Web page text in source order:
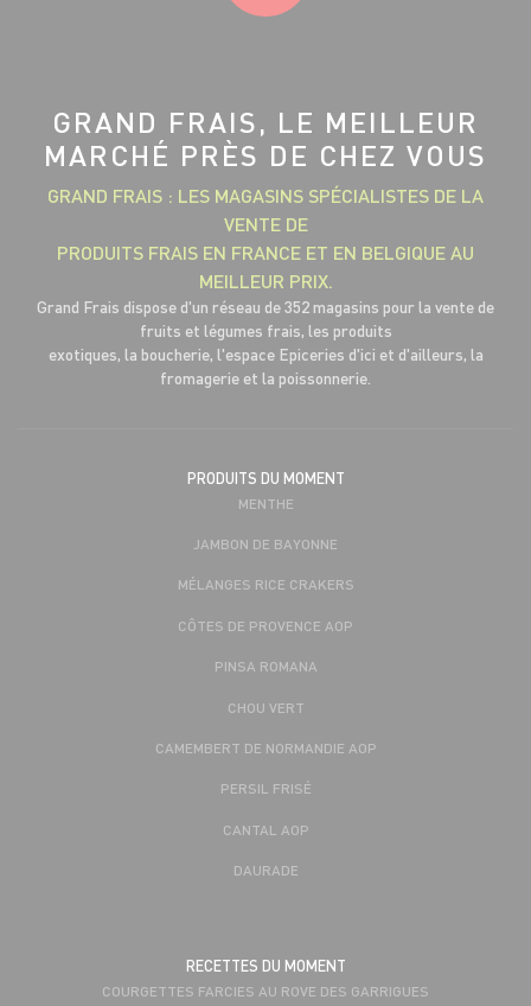
GRAND FRAIS, LE MEILLEUR
MARCHÉ PRÈS DE CHEZ VOUS
GRAND FRAIS : LES MAGASINS SPÉCIALISTES DE LA
VENTE DE
PRODUITS FRAIS EN FRANCE ET EN BELGIQUE AU
MEILLEUR PRIX.
Grand Frais dispose d'un réseau de 352 magasins pour la vente de
fruits et légumes frais, les produits
exotiques, la boucherie, l'espace Epiceries d'ici et d'ailleurs, la
fromagerie et la poissonnerie.
PRODUITS DU MOMENT
MENTHE
JAMBON DE BAYONNE
MÉLANGES RICE CRAKERS
CÔTES DE PROVENCE AOP
PINSA ROMANA
CHOU VERT
CAMEMBERT DE NORMANDIE AOP
PERSIL FRISÉ
CANTAL AOP
DAURADE
RECETTES DU MOMENT
COURGETTES FARCIES AU ROVE DES GARRIGUES